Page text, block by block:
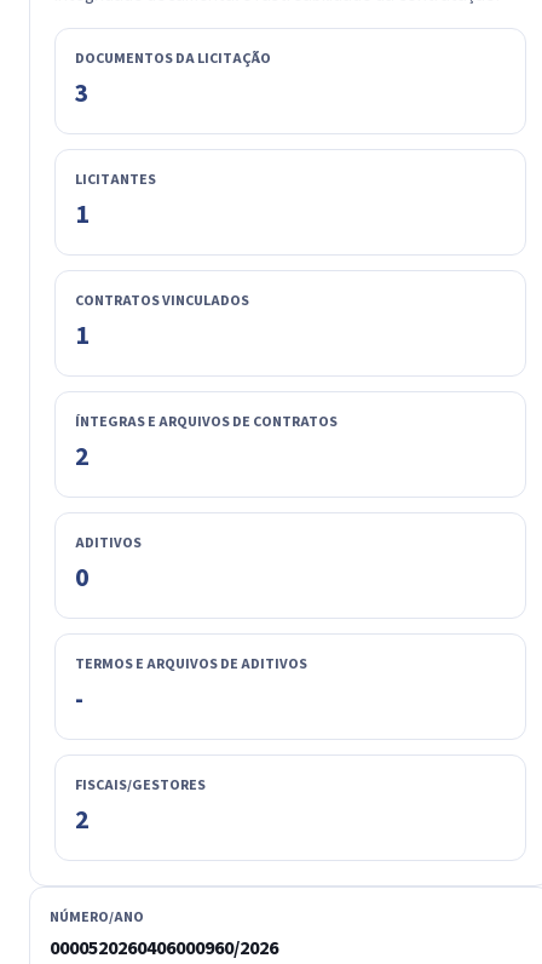
DOCUMENTOS DA LICITAÇÃO
3
LICITANTES
1
CONTRATOS VINCULADOS
1
ÍNTEGRAS E ARQUIVOS DE CONTRATOS
2
ADITIVOS
0
TERMOS E ARQUIVOS DE ADITIVOS
-
FISCAIS/GESTORES
2
NÚMERO/ANO
0000520260406000960/2026